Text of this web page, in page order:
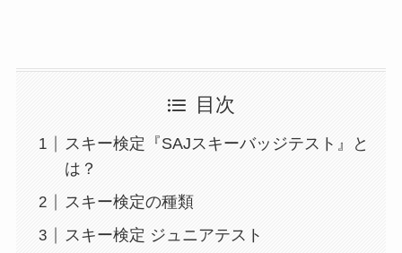
目次
スキー検定『SAJスキーバッジテスト』と
は？
スキー検定の種類
スキー検定 ジュニアテスト